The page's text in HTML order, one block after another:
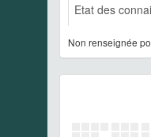
Etat des
Non renseignée